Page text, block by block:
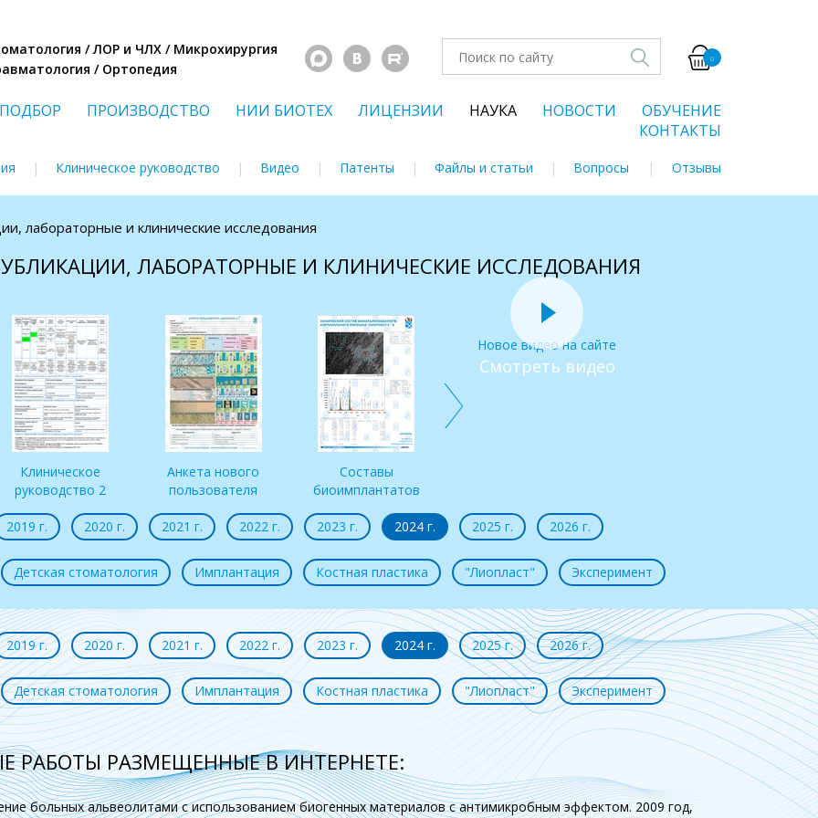
/ ЛОР и ЧЛХ / Микрохирургия
/ Ортопедия
0
ПОДБОР ПРОИЗВОДСТВО НИИ БИОТЕХ ЛИЦЕНЗИИ НАУКА НОВОСТИ
ОБУЧЕНИЕ
КОНТАКТЫ
Клиническое руководство Видео Патенты Файлы и статьи Вопросы Отзывы
лабораторные и клинические исследования
ЛАБОРАТОРНЫЕ И КЛИНИЧЕСКИЕ ИССЛЕДОВАНИЯ
Клиническое
руководство 2
Анкета нового
пользователя
Составы
биоимплантатов
Смотреть видео
Новое видео на сайте
2019 г. 2020 г. 2021 г. 2022 г. 2023 г. 2024 г. 2025 г. 2026 г.
Детская стоматология Имплантация Костная пластика "Лиопласт" Эксперимент
2019 г. 2020 г. 2021 г. 2022 г. 2023 г. 2024 г. 2025 г. 2026 г.
Детская стоматология Имплантация Костная пластика "Лиопласт" Эксперимент
РАБОТЫ РАЗМЕЩЕННЫЕ В ИНТЕРНЕТЕ:
больных альвеолитами с использованием биогенных материалов с антимикробным эффектом. 2009 год,